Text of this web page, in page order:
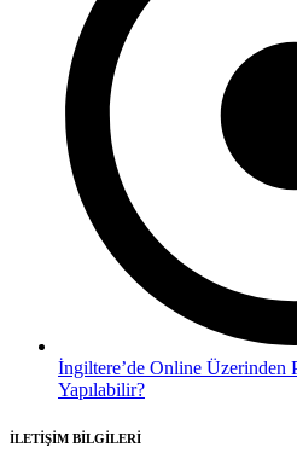
İngiltere’de Online Üzerinden
Yapılabilir?
İLETİŞİM BİLGİLERİ